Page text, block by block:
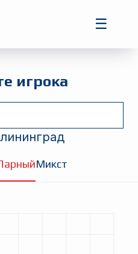
☰
игрока
Микст